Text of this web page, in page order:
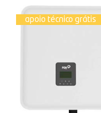
apoio técnico grátis